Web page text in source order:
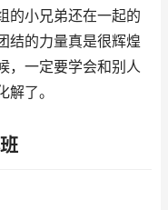
的小兄弟还在一起的
结的力量真是很辉煌
，一定要学会和别人
了。